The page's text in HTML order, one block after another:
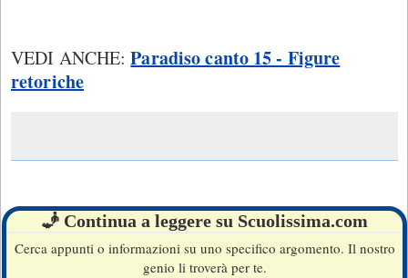
VEDI ANCHE:Paradiso canto 15 - Figure
retoriche
🧞 Continua a leggere su Scuolissima.com
Cerca appunti o informazioni su uno specifico argomento. Il nostro
genio li troverà per te.